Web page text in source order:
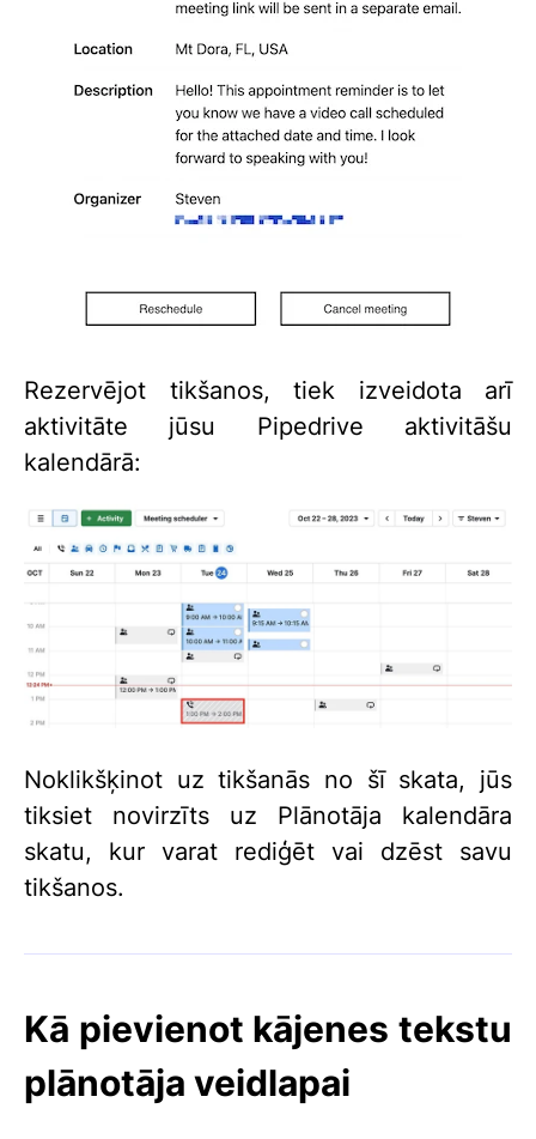
Rezervējot tikšanos, tiek izveidota arī
aktivitāte jūsu Pipedrive aktivitāšu
kalendārā:
Noklikšķinot uz tikšanās no šī skata, jūs
tiksiet novirzīts uz Plānotāja kalendāra
skatu, kur varat rediģēt vai dzēst savu
tikšanos.
Kā pievienot kājenes tekstu
plānotāja veidlapai